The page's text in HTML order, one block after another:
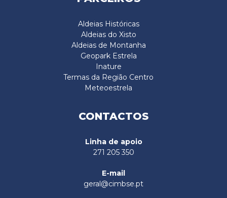
Aldeias Históricas
Aldeias do Xisto
Aldeias de Montanha
Geopark Estrela
Inature
Termas da Região Centro
Meteoestrela
CONTACTOS
Linha de apoio
271 205 350
E-mail
geral@cimbse.pt